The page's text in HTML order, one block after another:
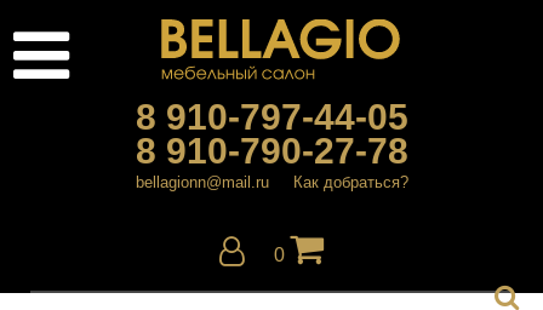
8 910-797-44-05
8 910-790-27-78
bellagionn@mail.ru Как добраться?
0